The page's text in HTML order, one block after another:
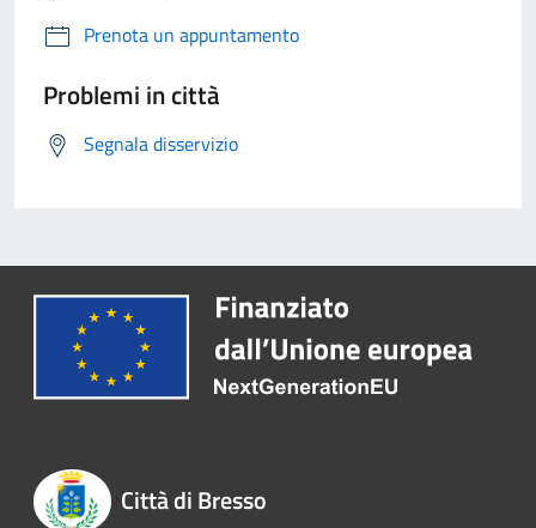
Prenota un appuntamento
Problemi in città
Segnala disservizio
Città di Bresso